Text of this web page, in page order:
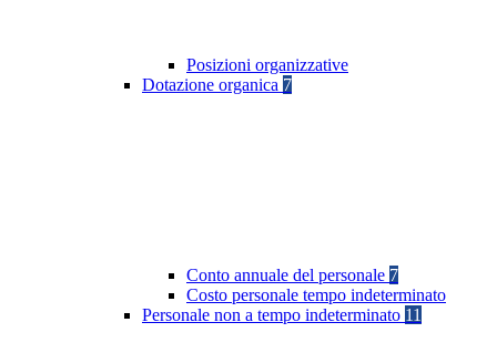
Posizioni organizzative
Dotazione organica 7
Conto annuale del personale 7
Costo personale tempo indeterminato
Personale non a tempo indeterminato 11